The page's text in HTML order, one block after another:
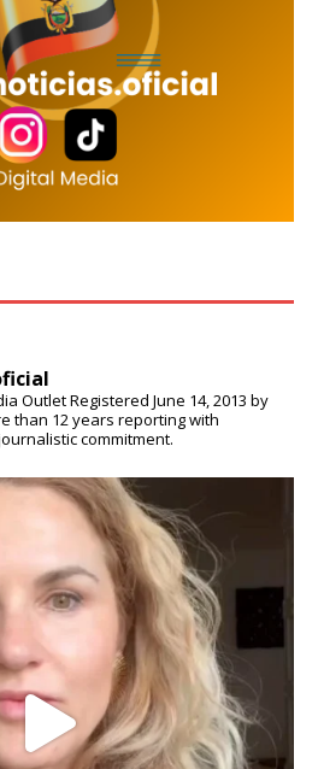
OutletRegistered June 14, 2013 by
than 12 years reporting with
commitment.